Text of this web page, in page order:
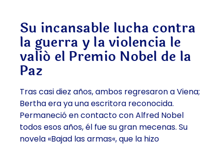
Su incansable lucha contra
la guerra y la violencia le
valió el Premio Nobel de la
Paz
Tras casi diez años, ambos regresaron a Viena;
Bertha era ya una escritora reconocida.
Permaneció en contacto con Alfred Nobel
todos esos años, él fue su gran mecenas. Su
novela «Bajad las armas«, que la hizo